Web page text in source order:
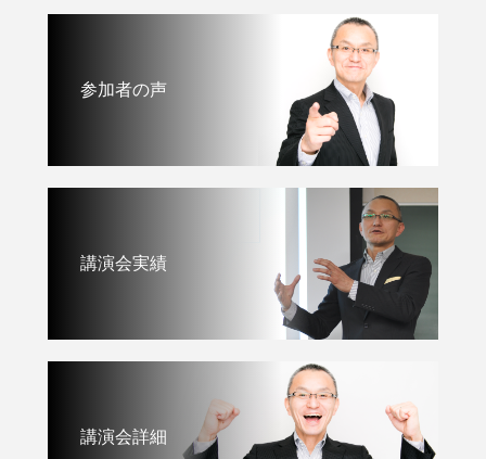
参加者の声
講演会実績
講演会詳細